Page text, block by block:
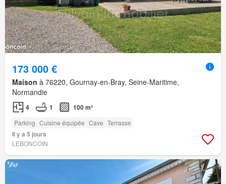
173 000 €
Maison à 76220, Gournay-en-Bray, Seine-Maritime,
Normandie
4 1 100 m²
Parking Cuisine équipée Cave Terrasse
Il y a 5 jours
LEBONCOIN